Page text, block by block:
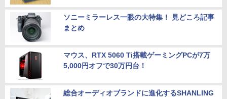
ソニーミラーレス一眼の大特集！ 見どころ記事
まとめ
マウス、RTX 5060 Ti搭載ゲーミングPCが7万
5,000円オフで30万円台！
総合オーディオブランドに進化するSHANLING